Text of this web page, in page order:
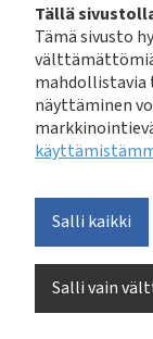
Tällä
Tämä sivusto
mahdollistavia
näyttäminen
Salli kaikki
Salli vain
Biotestit
aineet ja
(SYKE), 30
Aalto-
vuodelle,
000 €
kehittämis-
TTY/
40 000 €